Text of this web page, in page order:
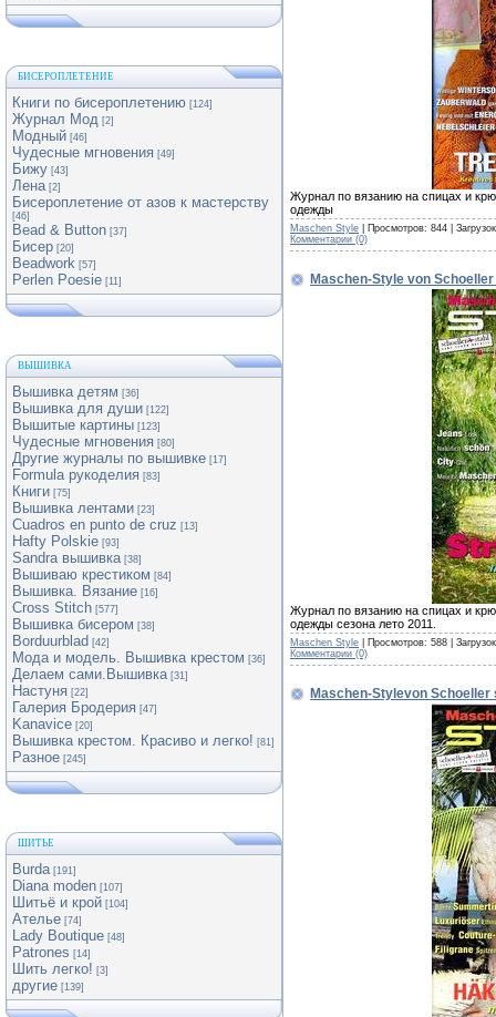
БИСЕРОПЛЕТЕНИЕ
Книги по бисероплетению [124]
Журнал Мод [2]
Модный [46]
Чудесные мгновения [49]
Бижу [43]
Лена [2]
Бисероплетение от азов к мастерству
[46]
Bead & Button [37]
Бисер [20]
Beadwork [57]
Perlen Poesie [11]
ВЫШИВКА
Вышивка детям [36]
Вышивка для души [122]
Вышитые картины [123]
Чудесные мгновения [80]
Другие журналы по вышивке [17]
Formula рукоделия [83]
Книги [75]
Вышивка лентами [23]
Cuadros en punto de cruz [13]
Hafty Polskie [93]
Sandra вышивка [38]
Вышиваю крестиком [84]
Вышивка. Вязание [16]
Cross Stitch [577]
Вышивка бисером [38]
Borduurblad [42]
Мода и модель. Вышивка крестом [36]
Делаем сами.Вышивка [31]
Настуня [22]
Галерия Бродерия [47]
Kanavice [20]
Вышивка крестом. Красиво и легко! [81]
Разное [245]
ШИТЬЕ
Burda [191]
Diana moden [107]
Шитьё и крой [104]
Ателье [74]
Lady Boutique [48]
Patrones [14]
Шить легко! [3]
другие [139]
Журнал по вязанию на спицах и
одежды
Maschen Style | Просмотров: 844 |
Комментарии (0)
Maschen-Style von
Журнал по вязанию на спицах и
одежды сезона лето 2011.
Maschen Style | Просмотров: 588 |
Комментарии (0)
Maschen-Stylevon